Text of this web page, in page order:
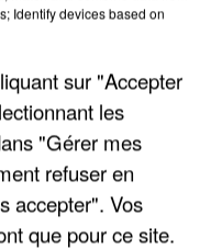
MAFIA
Identify devices based on
sur "Accepter
les
"Gérer mes
refuser en
accepter". Vos
que pour ce site.